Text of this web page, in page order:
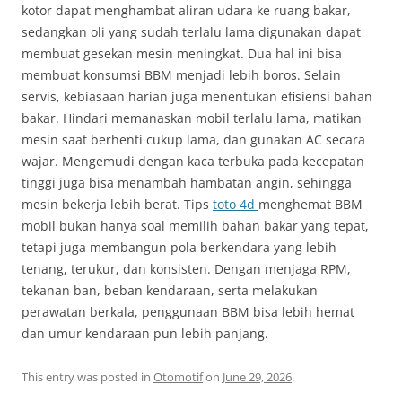
kotor dapat menghambat aliran udara ke ruang bakar,
sedangkan oli yang sudah terlalu lama digunakan dapat
membuat gesekan mesin meningkat. Dua hal ini bisa
membuat konsumsi BBM menjadi lebih boros. Selain
servis, kebiasaan harian juga menentukan efisiensi bahan
bakar. Hindari memanaskan mobil terlalu lama, matikan
mesin saat berhenti cukup lama, dan gunakan AC secara
wajar. Mengemudi dengan kaca terbuka pada kecepatan
tinggi juga bisa menambah hambatan angin, sehingga
mesin bekerja lebih berat. Tips toto 4d menghemat BBM
mobil bukan hanya soal memilih bahan bakar yang tepat,
tetapi juga membangun pola berkendara yang lebih
tenang, terukur, dan konsisten. Dengan menjaga RPM,
tekanan ban, beban kendaraan, serta melakukan
perawatan berkala, penggunaan BBM bisa lebih hemat
dan umur kendaraan pun lebih panjang.
This entry was posted in Otomotifon June 29, 2026.